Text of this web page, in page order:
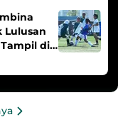
Lulusan
di